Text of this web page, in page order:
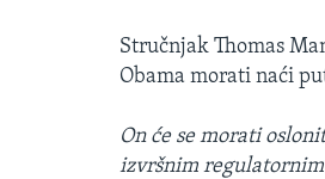
Stručnjak Thomas
Obama morati naći
On će se morati
izvršnim